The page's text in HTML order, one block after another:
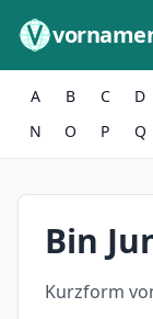
A B C D
N
O P Q
Bin
Kurzform